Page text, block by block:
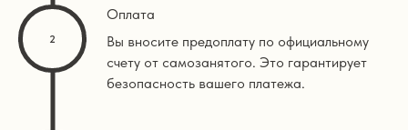
Оплата
Вы вносите предоплату по официальному
счету от самозанятого. Это гарантирует
безопасность вашего платежа.